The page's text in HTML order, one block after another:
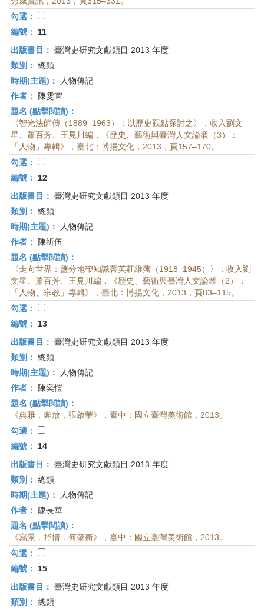
勾選：
編號：
11
出版書目： 臺灣史研究文獻類目 2013 年度
類別： 總類
時期(主題)：
人物傳記
作者：
陳雯宜
題名 (點擊閱讀)：
〈智光法師傳（1889–1963）：以歷史觀點探討之〉，收入劉文
星、蕭百芳、王見川編，《歷史、藝術與臺灣人文論叢（3）：
「人物」專輯》，臺北：博揚文化，2013，頁157–170。
勾選：
編號：
12
出版書目： 臺灣史研究文獻類目 2013 年度
類別： 總類
時期(主題)：
人物傳記
作者：
陳祈伍
題名 (點擊閱讀)：
〈走向世界：鹽分地帶知識菁英莊維藩（1918–1945）〉，收入劉
文星、蕭百芳、王見川編，《歷史、藝術與臺灣人文論叢（2）：
「人物、宗教」專輯》，臺北：博揚文化，2013，頁83–115。
勾選：
編號：
13
出版書目： 臺灣史研究文獻類目 2013 年度
類別： 總類
時期(主題)：
人物傳記
作者：
陳奕愷
題名 (點擊閱讀)：
《典雅．奔放．張啟華》，臺中：國立臺灣美術館，2013。
勾選：
編號：
14
出版書目： 臺灣史研究文獻類目 2013 年度
類別： 總類
時期(主題)：
人物傳記
作者：
陳長華
題名 (點擊閱讀)：
《寫景．抒情．何肇衢》，臺中：國立臺灣美術館，2013。
勾選：
編號：
15
出版書目： 臺灣史研究文獻類目 2013 年度
類別： 總類